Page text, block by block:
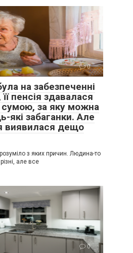
0
на забезпеченні
її пенсія здавалася
сумою, за яку можна
які забаганки. Але
виявилася дещо
з яких причин. Людина-то
але все
0